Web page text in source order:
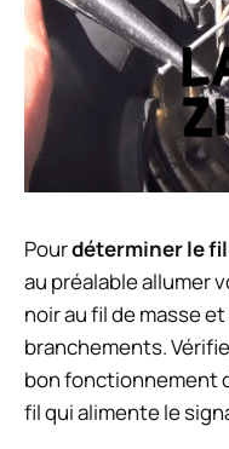
Pourdéterminer le
au préalable allumer
noir au fil de masse
branchements.
bon fonctionnement
fil qui alimente le